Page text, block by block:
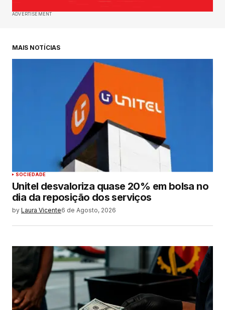
ADVERTISEMENT
MAIS NOTÍCIAS
SOCIEDADE
Unitel desvaloriza quase 20% em bolsa no
dia da reposição dos serviços
by Laura Vicente6 de Agosto, 2026